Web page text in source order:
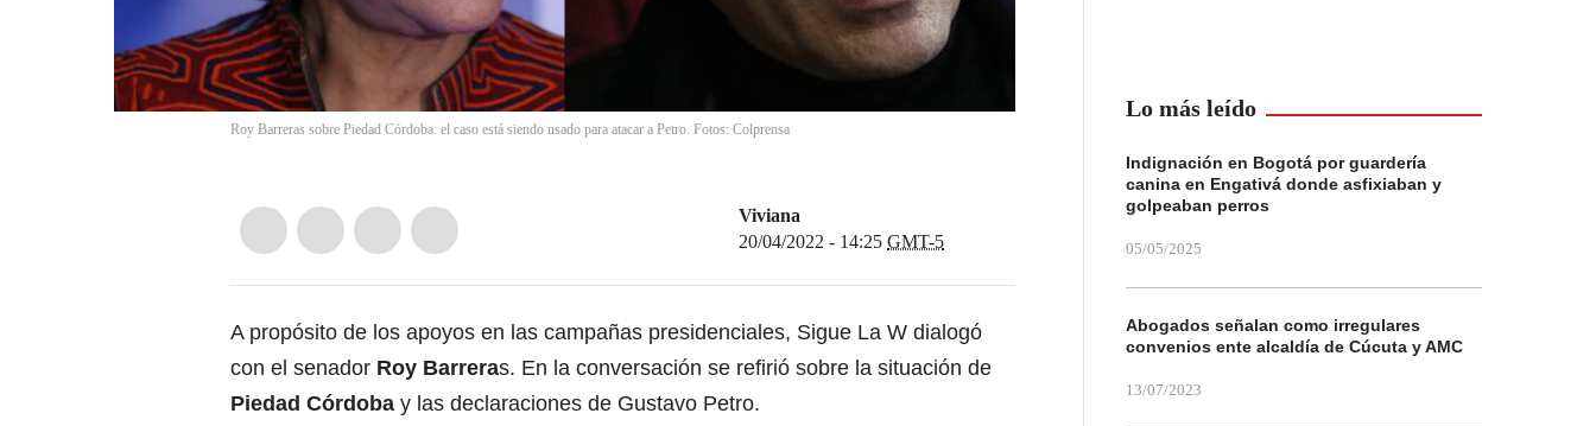
Roy Barreras sobre Piedad Córdoba: el caso está siendo usado para atacar a Petro. Fotos: Colprensa
Viviana
20/04/2022 - 14:25 GMT-5
A propósito de los apoyos en las campañas presidenciales, Sigue La W dialogó
con el senador Roy Barreras. En la conversación se refirió sobre la situación de
Piedad Córdoba y las declaraciones de Gustavo Petro.
Lo más leído
Indignación en Bogotá por guardería
canina en Engativá donde asfixiaban y
golpeaban perros
05/05/2025
Abogados señalan como irregulares
convenios ente alcaldía de Cúcuta y AMC
13/07/2023